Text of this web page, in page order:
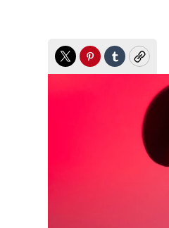
TwitterPinterest
TumblrCopy